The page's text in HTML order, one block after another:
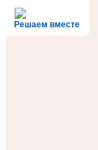
Решаем вместе